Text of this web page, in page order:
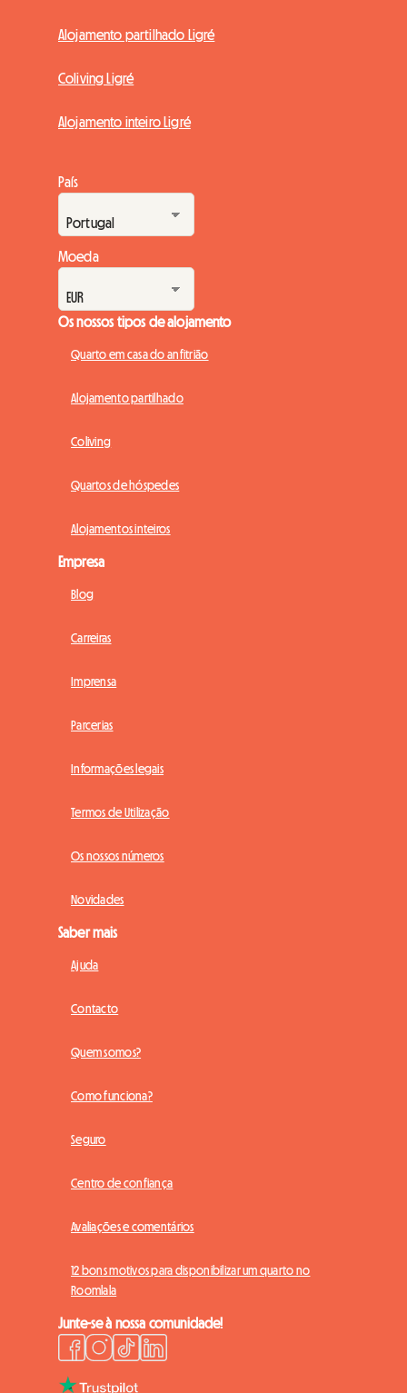
Alojamento partilhado Ligré
Coliving Ligré
Alojamento inteiro Ligré
País
Moeda
Os nossos tipos de alojamento
Quarto em casa do anfitrião
Alojamento partilhado
Coliving
Quartos de hóspedes
Alojamentos inteiros
Empresa
Blog
Carreiras
Imprensa
Parcerias
Informações legais
Termos de Utilização
Os nossos números
Novidades
Saber mais
Ajuda
Contacto
Quem somos?
Como funciona?
Seguro
Centro de confiança
Avaliações e comentários
12 bons motivos para disponibilizar um quarto no
Roomlala
Junte-se à nossa comunidade!